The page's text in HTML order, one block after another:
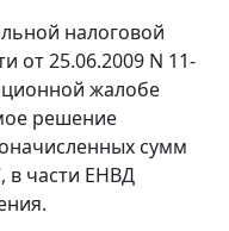
налоговой
от 25.06.2009 N 11-
жалобе
решение
сумм
в части ЕНВД